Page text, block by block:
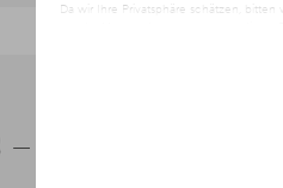
Da wir Ihre Privatsphäre schätzen,
jederzeit später geändert oder
Sonderfälle